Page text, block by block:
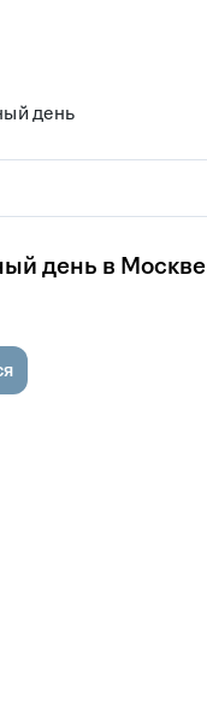
день
день в Москве